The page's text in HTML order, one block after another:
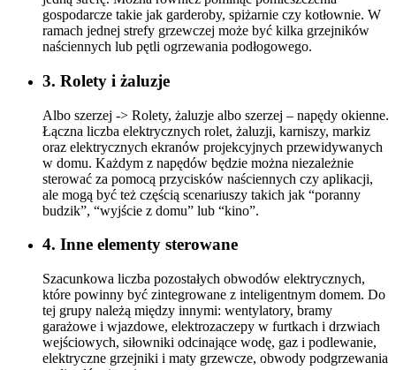
gospodarcze takie jak garderoby, spiżarnie czy kotłownie. W
ramach jednej strefy grzewczej może być kilka grzejników
naściennych lub pętli ogrzewania podłogowego.
3. Rolety i żaluzje
Albo szerzej -> Rolety, żaluzje albo szerzej – napędy okienne.
Łączna liczba elektrycznych rolet, żaluzji, karniszy, markiz
oraz elektrycznych ekranów projekcyjnych przewidywanych
w domu. Każdym z napędów będzie można niezależnie
sterować za pomocą przycisków naściennych czy aplikacji,
ale mogą być też częścią scenariuszy takich jak “poranny
budzik”, “wyjście z domu” lub “kino”.
4. Inne elementy sterowane
Szacunkowa liczba pozostałych obwodów elektrycznych,
które powinny być zintegrowane z inteligentnym domem. Do
tej grupy należą między innymi: wentylatory, bramy
garażowe i wjazdowe, elektrozaczepy w furtkach i drzwiach
wejściowych, siłowniki odcinające wodę, gaz i podlewanie,
elektryczne grzejniki i maty grzewcze, obwody podgrzewania